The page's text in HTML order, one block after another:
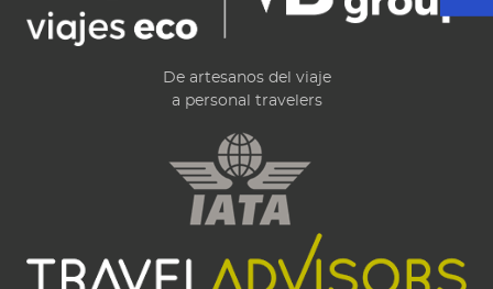
De artesanos del viaje
a personal travelers